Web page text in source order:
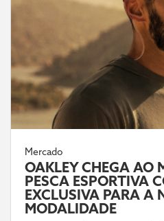
Mercado
OAKLEY CHEGA AO
PESCA ESPORTIVA
EXCLUSIVA PARA A
MODALIDADE